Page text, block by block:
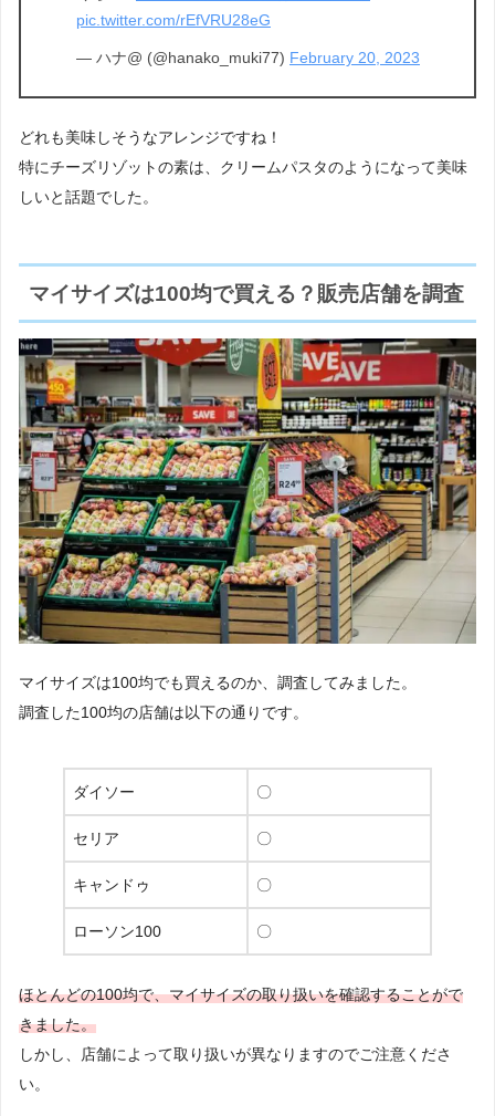
pic.twitter.com/rEfVRU28eG
— ハナ@ (@hanako_muki77) February 20, 2023
どれも美味しそうなアレンジですね！
特にチーズリゾットの素は、クリームパスタのようになって美味
しいと話題でした。
マイサイズは100均で買える？販売店舗を調査
マイサイズは100均でも買えるのか、調査してみました。
調査した100均の店舗は以下の通りです。
ダイソー 〇
セリア 〇
キャンドゥ 〇
ローソン100 〇
ほとんどの100均で、マイサイズの取り扱いを確認することがで
きました。
しかし、店舗によって取り扱いが異なりますのでご注意くださ
い。